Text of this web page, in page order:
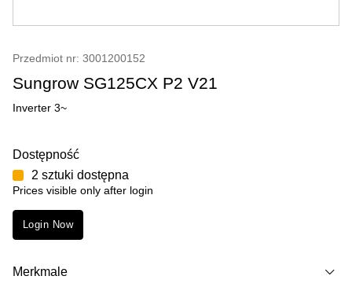
Przedmiot nr: 3001200152
Sungrow SG125CX P2 V21
Inverter 3~
Dostępność
2 sztuki dostępna
Prices visible only after login
Login Now
Merkmale